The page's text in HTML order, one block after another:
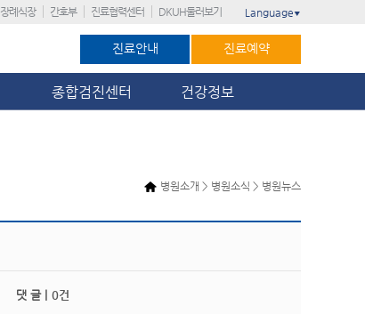
장례식장 간호부 진료협력센터 DKUH둘러보기 Language ▼
진료안내 진료예약
종합검진센터 건강정보
병원소개 > 병원소식 > 병원뉴스
댓 글 | 0건